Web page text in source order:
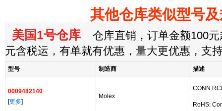
其他仓库类似型号
美国1号仓库 仓库直销，订单金额100元
元含税运，有单就有优惠，量大更优惠，支
型号 制造商 描述
0009482140
[更多]
Molex
CONN
RoHS: